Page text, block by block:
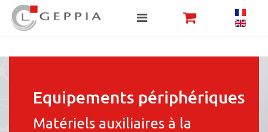
Equipements périphériques
Matériels auxiliaires à la